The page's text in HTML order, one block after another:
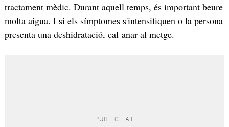
tractament mèdic. Durant aquell temps, és important beure
molta aigua. I si els símptomes s'intensifiquen o la persona
presenta una deshidratació, cal anar al metge.